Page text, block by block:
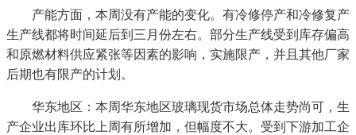
产能方面，本周没有产能的变化。有冷修停产和冷修复产
生产线都将时间延后到三月份左右。部分生产线受到库存偏高
和原燃材料供应紧张等因素的影响，实施限产，并且其他厂家
后期也有限产的计划。
华东地区：本周华东地区玻璃现货市场总体走势尚可，生
产企业出库环比上周有所增加，但幅度不大。受到下游加工企